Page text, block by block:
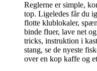
Reglerne er simple,
top. Ligeledes får du
flotte klublokaler,
binde fluer, lave net
tricks, instruktion i
stang, se de nyeste
over en kop kaffe og